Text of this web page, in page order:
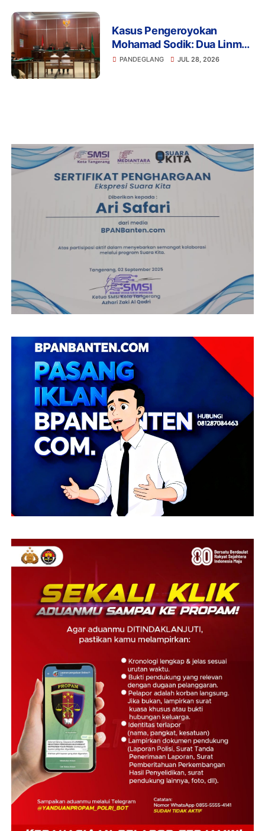
Kasus Pengeroyokan
Mohamad Sodik: Dua Linmas
Pandeglang Diganjar 5 Bulan
PANDEGLANG JUL 28, 2026